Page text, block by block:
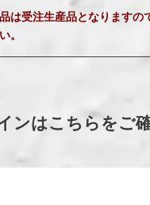
は受注生産品となります
。
ンはこちらをご